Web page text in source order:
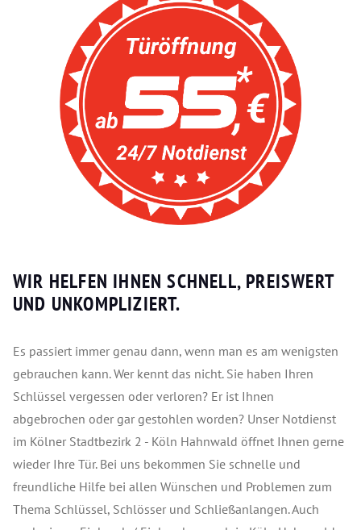
WIR HELFEN IHNEN SCHNELL, PREISWERT
UND UNKOMPLIZIERT.
Es passiert immer genau dann, wenn man es am wenigsten
gebrauchen kann. Wer kennt das nicht. Sie haben Ihren
Schlüssel vergessen oder verloren? Er ist Ihnen
abgebrochen oder gar gestohlen worden? Unser Notdienst
im Kölner Stadtbezirk 2 - Köln Hahnwald öffnet Ihnen gerne
wieder Ihre Tür. Bei uns bekommen Sie schnelle und
freundliche Hilfe bei allen Wünschen und Problemen zum
Thema Schlüssel, Schlösser und Schließanlangen. Auch